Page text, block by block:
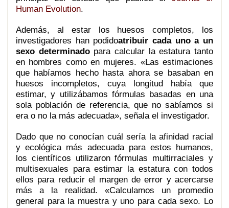
Human Evolution.
Además, al estar los huesos completos, los
investigadores han podidoatribuir cada uno a un
sexo determinado para calcular la estatura tanto
en hombres como en mujeres. «Las estimaciones
que habíamos hecho hasta ahora se basaban en
huesos incompletos, cuya longitud había que
estimar, y utilizábamos fórmulas basadas en una
sola población de referencia, que no sabíamos si
era o no la más adecuada», señala el investigador.
Dado que no conocían cuál sería la afinidad racial
y ecológica más adecuada para estos humanos,
los científicos utilizaron fórmulas multirraciales y
multisexuales para estimar la estatura con todos
ellos para reducir el margen de error y acercarse
más a la realidad. «Calculamos un promedio
general para la muestra y uno para cada sexo. Lo